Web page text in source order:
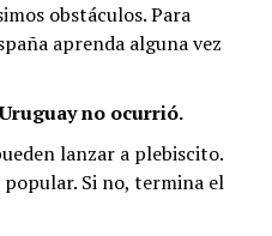
obstáculos. Para
aprenda alguna vez
no ocurrió.
lanzar a plebiscito.
popular. Si no, termina el